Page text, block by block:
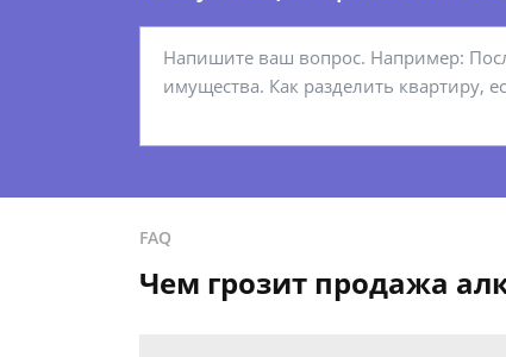
FAQ
Чем грозит продажа